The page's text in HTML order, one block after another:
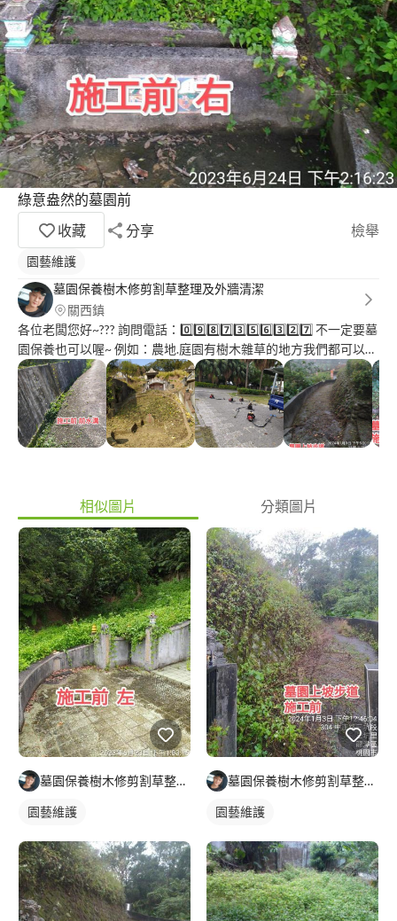
綠意盎然的墓園前
收藏
分享 檢舉
園藝維護
墓園保養樹木修剪割草整理及外牆清潔
關西鎮
各位老闆您好~??? 詢問電話：0️⃣9️⃣8️⃣7️⃣3️⃣5️⃣6️⃣3️⃣2️⃣7️⃣ 不一定要墓
園保養也可以喔~ 例如：農地.庭園有樹木雜草的地方我們都可以進
行評估維護處理的.. 主要服務項目說明如下.... 1️⃣：墓園內外圍雜草
清除 2️⃣：原有墓草墓樹修剪及維護 3️⃣：墓園內外圍專業高壓水柱
特殊藥劑清洗石材 4️⃣：水塔及外牆清潔石材美容 5️⃣：廢棄物清運
處理 每到清明節眾人掃墓、祭祖的大日子，也是對先祖懷念、感
恩、孝順的方式。清明節向來是國人重視的一大節日，這天無論再
代社會在追思、懷念親人的態度與方式，也從掃墓轉變為追思，就
像孔子說的：「祭如在」，最重要的是家族成員們的真誠心意。為
了清明節前能給祖先環境乾淨整潔之外，我們可為您提供每年保養
服務喔~感謝您~???
相似圖片 分類圖片
墓園保養樹木修剪割草整理及外牆清潔
園藝維護
墓園保養樹木修剪割草整理及外牆清潔
園藝維護